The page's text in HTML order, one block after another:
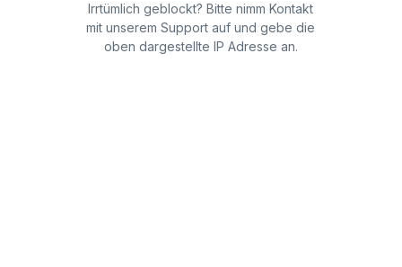
Irrtümlich geblockt? Bitte nimm Kontakt
mit unserem Support auf und gebe die
oben dargestellte IP Adresse an.